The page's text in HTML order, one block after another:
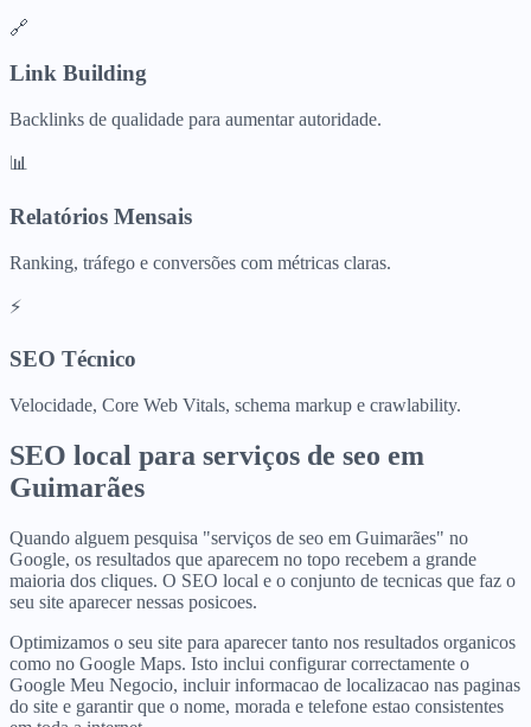
🔗
Link Building
Backlinks de qualidade para aumentar autoridade.
📊
Relatórios Mensais
Ranking, tráfego e conversões com métricas claras.
⚡
SEO Técnico
Velocidade, Core Web Vitals, schema markup e crawlability.
SEO local para serviços de seo em
Guimarães
Quando alguem pesquisa "serviços de seo em Guimarães" no
Google, os resultados que aparecem no topo recebem a grande
maioria dos cliques. O SEO local e o conjunto de tecnicas que faz o
seu site aparecer nessas posicoes.
Optimizamos o seu site para aparecer tanto nos resultados organicos
como no Google Maps. Isto inclui configurar correctamente o
Google Meu Negocio, incluir informacao de localizacao nas paginas
do site e garantir que o nome, morada e telefone estao consistentes